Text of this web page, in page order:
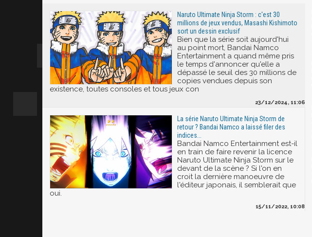
Naruto Ultimate Ninja Storm : c'est 30
millions de jeux vendus, Masashi Kishimoto
sort un dessin exclusif
Bien que la série soit aujourd'hui
au point mort, Bandai Namco
Entertainment a quand même pris
le temps d'annoncer qu'elle a
dépassé le seuil des 30 millions de
copies vendues depuis son
existence, toutes consoles et tous jeux con
23/12/2024, 11:06
La série Naruto Ultimate Ninja Storm de
retour ? Bandai Namco a laissé filer des
indices...
Bandai Namco Entertainment est-il
en train de faire revenir la licence
Naruto Ultimate Ninja Storm sur le
devant de la scène ? Si l'on en
croit la dernière manoeuvre de
l'éditeur japonais, il semblerait que
oui.
15/11/2022, 10:08